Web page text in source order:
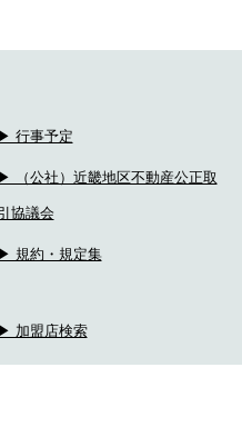
▶ 行事予定
▶ （公社）近畿地区不動産公正取
協議会
▶ 規約・規定集
▶ 加盟店検索